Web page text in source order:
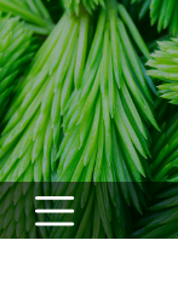
Skip
to
content